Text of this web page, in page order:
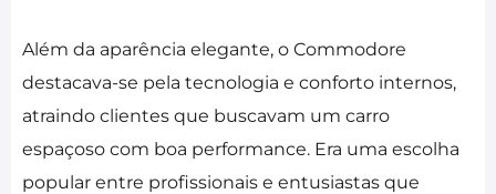
Além da aparência elegante, o Commodore
destacava-se pela tecnologia e conforto internos,
atraindo clientes que buscavam um carro
espaçoso com boa performance. Era uma escolha
popular entre profissionais e entusiastas que